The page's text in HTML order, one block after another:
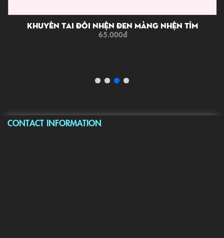
Khuyên Tai Đôi Nhện Đen Màng Nhện Tím
65.000đ
CONTACT INFORMATION